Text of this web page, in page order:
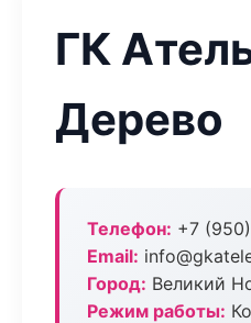
ГК
Дерево
Телефон: +7
Email:
Город: Великий
Режим работы: